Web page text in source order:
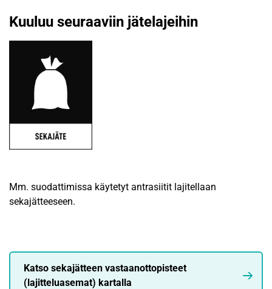
Kuuluu seuraaviin jätelajeihin
Mm. suodattimissa käytetyt antrasiitit lajitellaan
sekajätteeseen.
Katso sekajätteen vastaanottopisteet
(lajitteluasemat) kartalla